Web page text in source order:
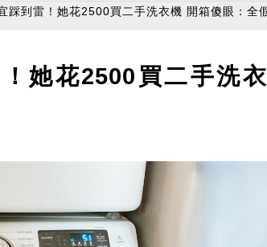
踩到雷！她花2500買二手洗衣機 開箱傻眼：全
她花2500買二手洗